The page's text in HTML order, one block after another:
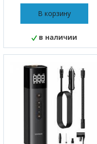
В корзину
в наличии